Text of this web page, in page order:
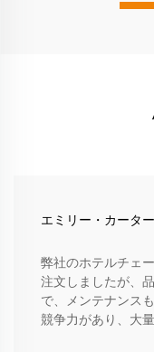
エミリー・カーター
弊社のホテルチェ
注文しましたが、
で、メンテナンス
競争力があり、大